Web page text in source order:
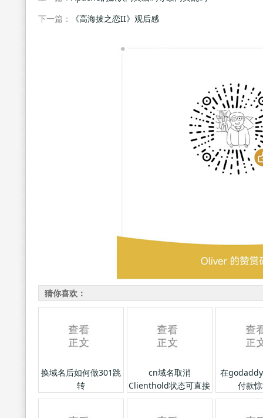
下一篇：
《高海拔之恋II》观后感
猜你喜欢：
换域名后如何做301跳
转
cn域名取消
Clienthold状态可直接
解析
在
付款